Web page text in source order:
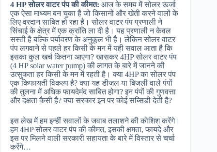
4 HP सोलर वाटर पंप की कीमत: आज के समय में सोलर ऊर्जा
एक ऐसा माध्यम बन चुका है जो किसानों और खेती करने वालों के
लिए वरदान साबित हो रहा है। सोलर वाटर पंप प्रणाली ने
सिंचाई के क्षेत्र में एक क्रांति ला दी है। यह प्रणाली न केवल
सस्ती है बल्कि पर्यावरण के अनुकूल भी है। लेकिन सोलर वाटर
पंप लगवाने से पहले हर किसी के मन में यही सवाल आता है कि
इसका कुल खर्च कितना आएगा? खासकर 4HP सोलर वाटर पंप
(4 HP solar water pump) की लागत के बारे में जानने की
उत्सुकता हर किसी के मन में रहती है। क्या 4HP का सोलर पंप
एक किफायती विकल्प है? क्या यह डीजल या बिजली वाले पंपों
की तुलना में अधिक फायदेमंद साबित होगा? इन पंपों की गुणवत्ता
और दक्षता कैसी है? क्या सरकार इन पर कोई सब्सिडी देती है?
इस लेख में हम इन्हीं सवालों के जवाब तलाशने की कोशिश करेंगे।
हम 4HP सोलर वाटर पंप की कीमत, इसकी क्षमता, फायदे और
इस पर मिलने वाली सरकारी सहायता के बारे में विस्तार से चर्चा
करेंगे…